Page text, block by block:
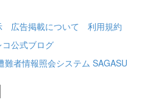
広告掲載について
利用規約
コ公式ブログ
難者情報照会システム SAGASU